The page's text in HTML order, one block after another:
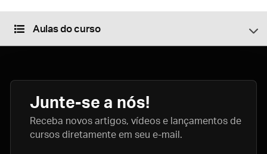
Aulas do curso
Junte-se a nós!
Receba novos artigos, vídeos e lançamentos de
cursos diretamente em seu e-mail.